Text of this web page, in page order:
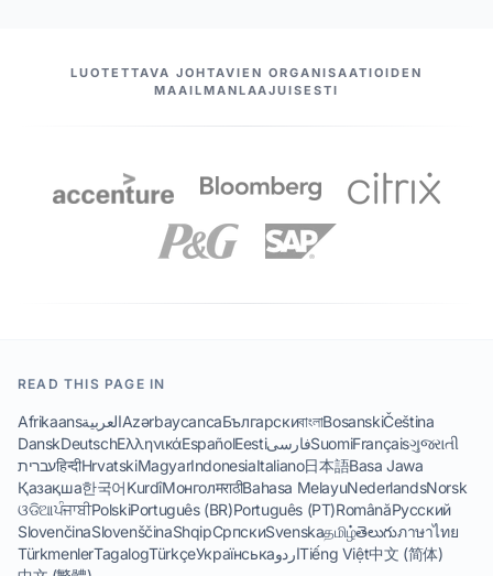
MEIDÄN KUMPPANIMME
LUOTETTAVA JOHTAVIEN ORGANISAATIOIDEN
MAAILMANLAAJUISESTI
READ THIS PAGE IN
AfrikaansالعربيةAzərbaycancaБългарскиবাংলাBosanskiČeština
DanskDeutschΕλληνικάEspañolEestiفارسیSuomiFrançaisગુજરાતી
עבריתहिन्दीHrvatskiMagyarIndonesiaItaliano日本語Basa Jawa
Қазақша한국어KurdîМонголमराठीBahasa MelayuNederlandsNorsk
ଓଡିଆਪੰਜਾਬੀPolskiPortuguês (BR)Português (PT)RomânăРусский
SlovenčinaSlovenščinaShqipСрпскиSvenskaதமிழ்తెలుగుภาษาไทย
TürkmenlerTagalogTürkçeУкраїнськаاردوTiếng Việt中文 (简体)